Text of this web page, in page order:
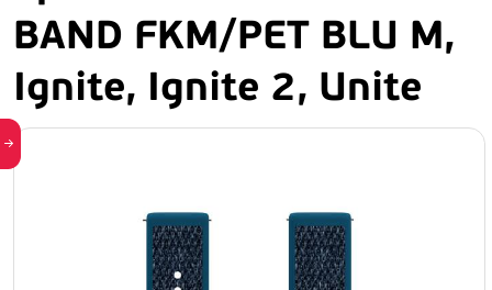
BAND FKM/PET BLU M,
Ignite, Ignite 2, Unite